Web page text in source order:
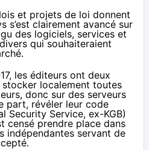
et projets de loi donnent
s’est clairement avancé sur
des logiciels, services et
qui souhaiteraient
les éditeurs ont deux
stocker localement toutes
donc sur des serveurs
part, révéler leur code
Security Service, ex-KGB)
censé prendre place dans
indépendantes servant de